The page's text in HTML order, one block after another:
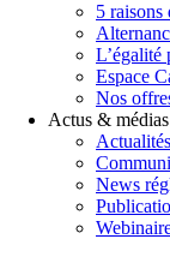
5 raisons
L’égalité
Espace
Nos
Actus & médias
Actualités
News